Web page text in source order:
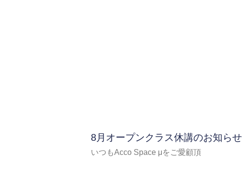
8月オープンクラス休講のお知らせ
いつもAcco Space μをご愛顧頂